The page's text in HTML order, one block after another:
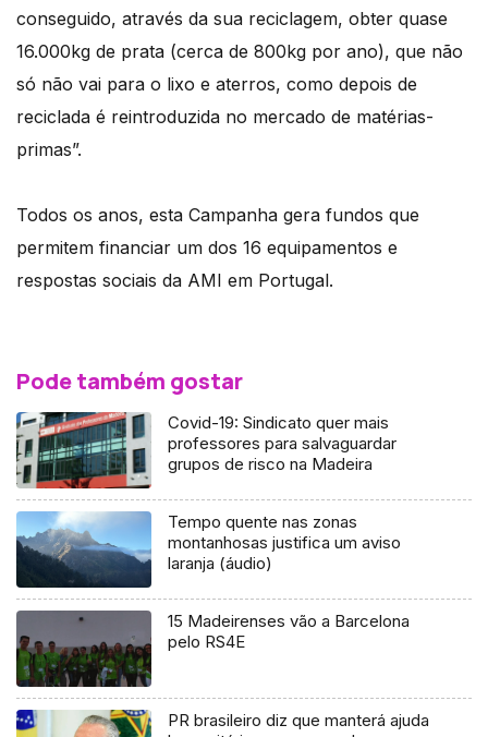
conseguido, através da sua reciclagem, obter quase
16.000kg de prata (cerca de 800kg por ano), que não
só não vai para o lixo e aterros, como depois de
reciclada é reintroduzida no mercado de matérias-
primas”.
Todos os anos, esta Campanha gera fundos que
permitem financiar um dos 16 equipamentos e
respostas sociais da AMI em Portugal.
Pode também gostar
Covid-19: Sindicato quer mais
professores para salvaguardar
grupos de risco na Madeira
Tempo quente nas zonas
montanhosas justifica um aviso
laranja (áudio)
15 Madeirenses vão a Barcelona
pelo RS4E
PR brasileiro diz que manterá ajuda